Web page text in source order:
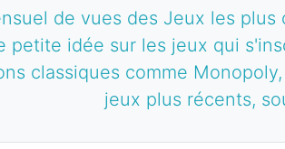
de vues des Jeux les
petite idée sur les jeux qui
classiques comme
jeux plus récents,